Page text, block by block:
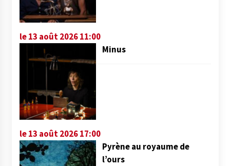
le 13 août 2026 11:00
Minus
le 13 août 2026 17:00
Pyrène au royaume de
l’ours